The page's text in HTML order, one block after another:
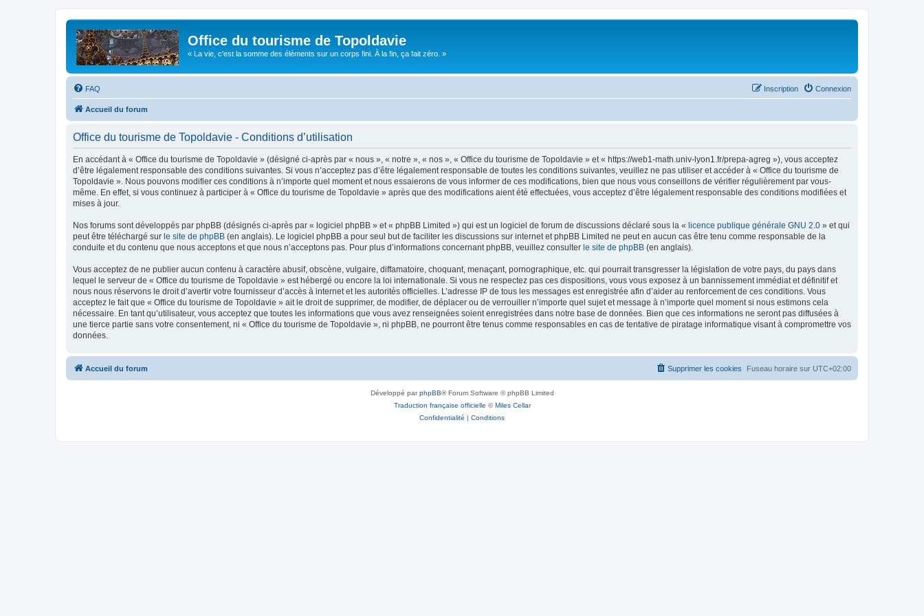
Office du tourisme de Topoldavie
« La vie, c'est la somme des éléments sur un corps fini. À la fin, ça fait zéro. »
FAQ Connexion
Inscription
Accueil du forum
Office du tourisme de Topoldavie - Conditions d’utilisation
En accédant à « Office du tourisme de Topoldavie » (désigné ci-après par « nous », « notre », « nos », « Office du tourisme de Topoldavie » et « https://web1-math.univ-lyon1.fr/prepa-agreg »), vous acceptez
d’être légalement responsable des conditions suivantes. Si vous n’acceptez pas d’être légalement responsable de toutes les conditions suivantes, veuillez ne pas utiliser et accéder à « Office du tourisme de
Topoldavie ». Nous pouvons modifier ces conditions à n’importe quel moment et nous essaierons de vous informer de ces modifications, bien que nous vous conseillons de vérifier régulièrement par vous-
même. En effet, si vous continuez à participer à « Office du tourisme de Topoldavie » après que des modifications aient été effectuées, vous acceptez d’être légalement responsable des conditions modifiées et
mises à jour.
Nos forums sont développés par phpBB (désignés ci-après par « logiciel phpBB » et « phpBB Limited ») qui est un logiciel de forum de discussions déclaré sous la « licence publique générale GNU 2.0 » et qui
peut être téléchargé sur le site de phpBB (en anglais). Le logiciel phpBB a pour seul but de faciliter les discussions sur internet et phpBB Limited ne peut en aucun cas être tenu comme responsable de la
conduite et du contenu que nous acceptons et que nous n’acceptons pas. Pour plus d’informations concernant phpBB, veuillez consulter le site de phpBB (en anglais).
Vous acceptez de ne publier aucun contenu à caractère abusif, obscène, vulgaire, diffamatoire, choquant, menaçant, pornographique, etc. qui pourrait transgresser la législation de votre pays, du pays dans
lequel le serveur de « Office du tourisme de Topoldavie » est hébergé ou encore la loi internationale. Si vous ne respectez pas ces dispositions, vous vous exposez à un bannissement immédiat et définitif et
nous nous réservons le droit d’avertir votre fournisseur d’accès à internet et les autorités officielles. L’adresse IP de tous les messages est enregistrée afin d’aider au renforcement de ces conditions. Vous
acceptez le fait que « Office du tourisme de Topoldavie » ait le droit de supprimer, de modifier, de déplacer ou de verrouiller n’importe quel sujet et message à n’importe quel moment si nous estimons cela
nécessaire. En tant qu’utilisateur, vous acceptez que toutes les informations que vous avez renseignées soient enregistrées dans notre base de données. Bien que ces informations ne seront pas diffusées à
une tierce partie sans votre consentement, ni « Office du tourisme de Topoldavie », ni phpBB, ne pourront être tenus comme responsables en cas de tentative de piratage informatique visant à compromettre vos
données.
Accueil du forum Fuseau horaire sur UTC+02:00
Supprimer les cookies
Développé parphpBB® Forum Software © phpBB Limited
Traduction française officielle ©Miles Cellar
Confidentialité | Conditions